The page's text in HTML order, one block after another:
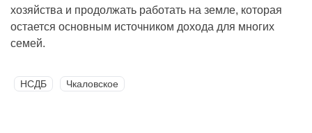
хозяйства и продолжать работать на земле, которая
остается основным источником дохода для многих
семей.
НСДБ Чкаловское